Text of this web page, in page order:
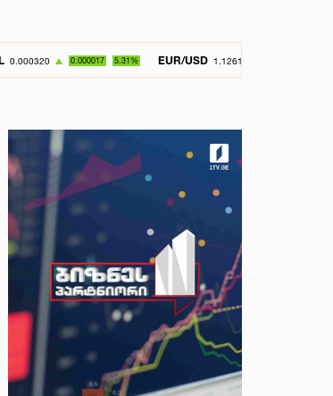
0.000017 5.31% EUR/USD 1.126150 -0.049800